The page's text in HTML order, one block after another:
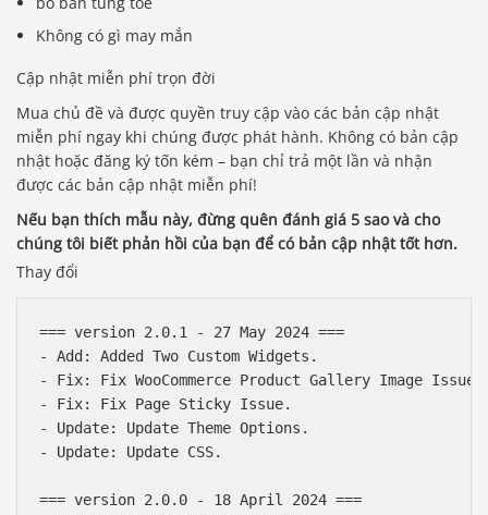
Không có gì may mắn
Cập nhật miễn phí trọn đời
Mua chủ đề và được quyền truy cập vào các bản cập nhật
miễn phí ngay khi chúng được phát hành. Không có bản cập
nhật hoặc đăng ký tốn kém – bạn chỉ trả một lần và nhận
được các bản cập nhật miễn phí!
Nếu bạn thích mẫu này, đừng quên đánh giá 5 sao và cho
chúng tôi biết phản hồi của bạn để có bản cập nhật tốt hơn.
Thay đổi
=== version 2.0.1 - 27 May 2024 ===
- Add: Added Two Custom Widgets.
- Fix: Fix WooCommerce Product Gallery Image Issue.
- Fix: Fix Page Sticky Issue.
- Update: Update Theme Options.
- Update: Update CSS.
=== version 2.0.0 - 18 April 2024 ===